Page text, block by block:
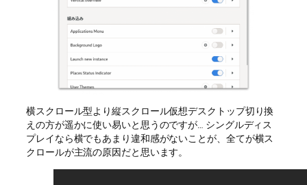
横スクロール型より縦スクロール仮想デスクトップ切り換
えの方が遥かに使い易いと思うのですが… シングルディス
プレイなら横でもあまり違和感がないことが、全てが横ス
クロールが主流の原因だと思います。